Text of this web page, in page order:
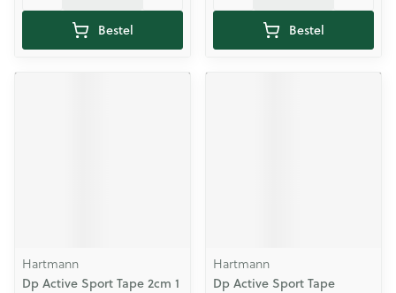
Bestel Bestel
Hartmann
Dp Active Sport Tape 2cm 1
Hartmann
Dp Active Sport Tape